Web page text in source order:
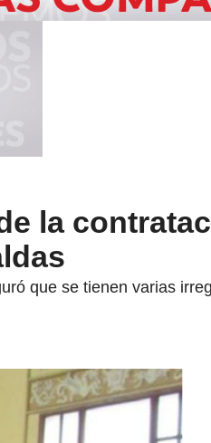
la
que se tienen varias